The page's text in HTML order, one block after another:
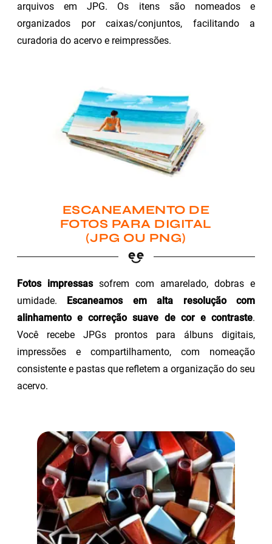
arquivos em JPG. Os itens são nomeados e
organizados por caixas/conjuntos, facilitando a
curadoria do acervo e reimpressões.
ESCANEAMENTO DE
FOTOS PARA DIGITAL
(JPG OU PNG)
Fotos impressassofrem com amarelado, dobras e
umidade. Escaneamos em alta resolução com
alinhamento e correção suave de cor e contraste.
Você recebe JPGs prontos para álbuns digitais,
impressões e compartilhamento, com nomeação
consistente e pastas que refletem a organização do seu
acervo.